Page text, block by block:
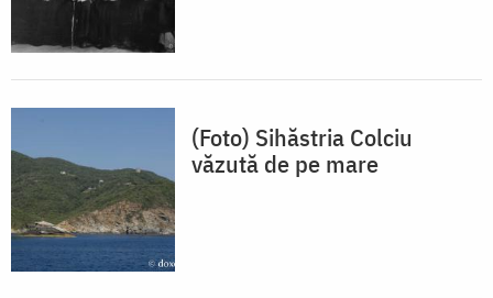
(Foto) Sihăstria Colciu
văzută de pe mare